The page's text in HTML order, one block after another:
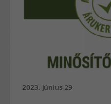
2023. június 29